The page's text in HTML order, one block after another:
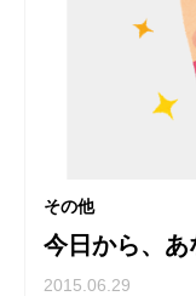
その他
今日から、あ
2015.06.29